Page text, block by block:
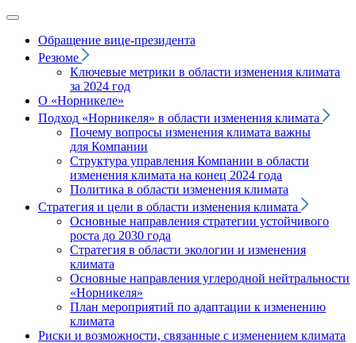
Обращение вице‑президента
Резюме
Ключевые метрики в области изменения климата
за 2024 год
О «Норникеле»
Подход «Норникеля» в области изменения климата
Почему вопросы изменения климата важны
для Компании
Структура управления Компании в области
изменения климата на конец 2024 года
Политика в области изменения климата
Стратегия и цели в области изменения климата
Основные направления стратегии устойчивого
роста до 2030 года
Стратегия в области экологии и изменения
климата
Основные направления углеродной нейтральности
«Норникеля»
План мероприятий по адаптации к изменению
климата
Риски и возможности, связанные с изменением климата